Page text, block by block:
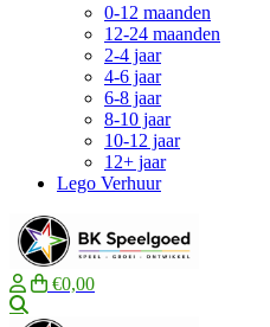
0-12 maanden
12-24 maanden
2-4 jaar
4-6 jaar
6-8 jaar
8-10 jaar
10-12 jaar
12+ jaar
Lego Verhuur
€0,00